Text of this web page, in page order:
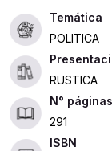
POLITICA
RUSTICA
291
ISBN